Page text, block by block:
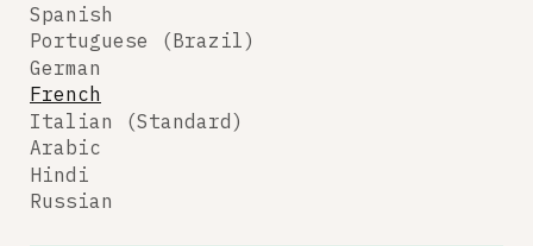
Spanish
Portuguese (Brazil)
German
French
Italian (Standard)
Arabic
Hindi
Russian